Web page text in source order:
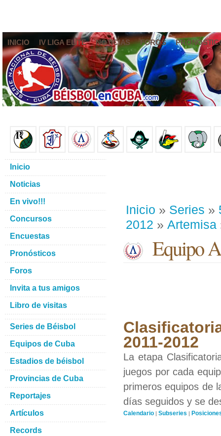
INICIO IV LIGA ELITE NOTICIAS FOROS
Inicio » Series »
2012 » Artemisa
Equipo
2011-2012
La etapa
juegos por cada
primeros equipos de
días seguidos y se
Calendario | Subseries |
Inicio
Noticias
En vivo!!!
Concursos
Encuestas
Pronósticos
Foros
Invita a tus amigos
Libro de visitas
Series de Béisbol
Equipos de Cuba
Estadios de béisbol
Provincias de Cuba
Reportajes
Artículos
Records